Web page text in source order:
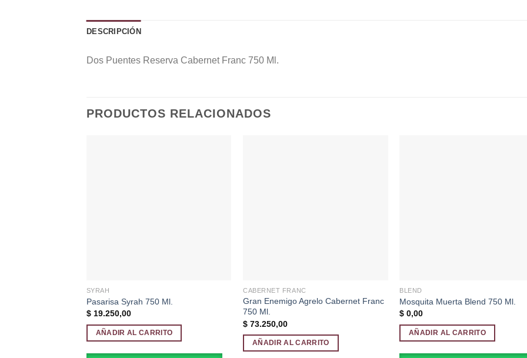
DESCRIPCIÓN
Dos Puentes Reserva Cabernet Franc 750 Ml.
PRODUCTOS RELACIONADOS
SYRAH
Pasarisa Syrah 750 Ml.
$19.250,00
AÑADIR AL CARRITO
CABERNET FRANC
Gran Enemigo Agrelo Cabernet Franc
750 Ml.
$ 73.250,00
AÑADIR AL CARRITO
BLEND
Mosquita Muerta Blend 750 Ml.
$ 0,00
AÑADIR AL CARRITO